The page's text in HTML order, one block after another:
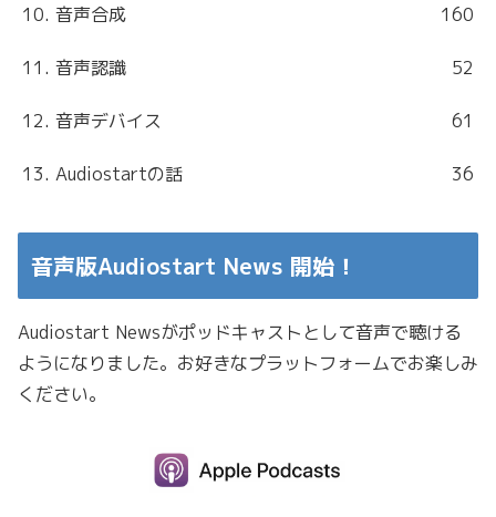
10. 音声合成 160
11. 音声認識 52
12. 音声デバイス 61
13. Audiostartの話 36
音声版Audiostart News 開始！
Audiostart Newsがポッドキャストとして音声で聴ける
ようになりました。お好きなプラットフォームでお楽しみ
ください。